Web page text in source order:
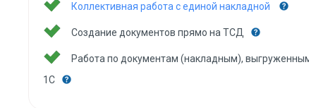
Коллективная работа с единой накладной
Создание документов прямо на ТСД
Работа по документам (накладным), выгруженным
1С